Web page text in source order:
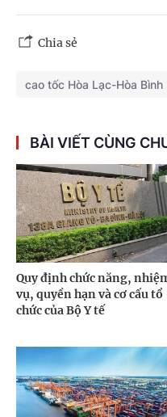
Chia sẻ
cao tốc Hòa Lạc-Hòa Bình
BÀI VIẾT CÙNG
Quy định chức năng,
vụ, quyền hạn và cơ cấu tổ
chức của Bộ Y tế